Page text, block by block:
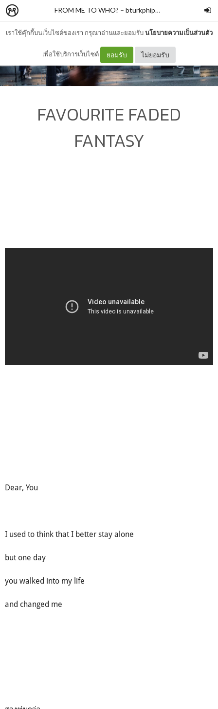
เราใช้คุ๊กกี้บนเว็บไซต์ของเรา กรุณาอ่านและยอมรับนโยบายความเป็นส่วนตัว
เพื่อใช้บริการเว็บไซต์ ยอมรับ ไม่ยอมรับ
FROM ME TO WHO? – bturkphiphek
FAVOURITE FADED
FANTASY
Dear, You
I used to think that I better stay alone
but one day
you walked into my life
and changed me